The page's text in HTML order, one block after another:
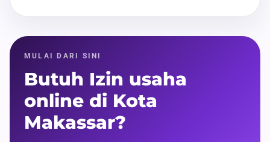
MULAI DARI SINI
Butuh Izin usaha
online di Kota
Makassar?